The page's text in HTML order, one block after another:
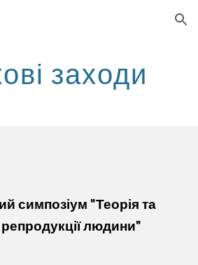
Skip to navigation
заходи
симпозіум "Теорія та
людини"